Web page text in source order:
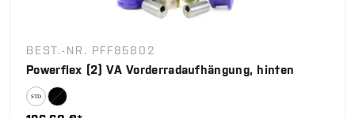
BEST.-NR. PFF85802
Powerflex (2) VA Vorderradaufhängung, hinten